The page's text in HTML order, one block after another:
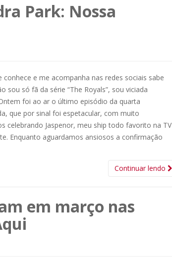
Park: Nossa
conhece e me acompanha nas redes sociais sabe
sou só fã da série “The Royals”, sou viciada
foi ao ar o último episódio da quarta
que por sinal foi espetacular, com muito
celebrando Jaspenor, meu ship todo favorito na TV
Enquanto aguardamos ansiosos a confirmação
Continuar lendo
em março nas